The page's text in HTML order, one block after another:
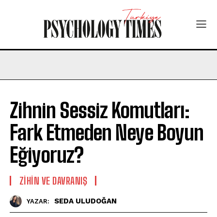
Zihnin Sessiz Komutları:
Fark Etmeden Neye Boyun
Eğiyoruz?
⁠ZIHIN VE DAVRANIŞ
YAZAR: SEDA ULUDOĞAN